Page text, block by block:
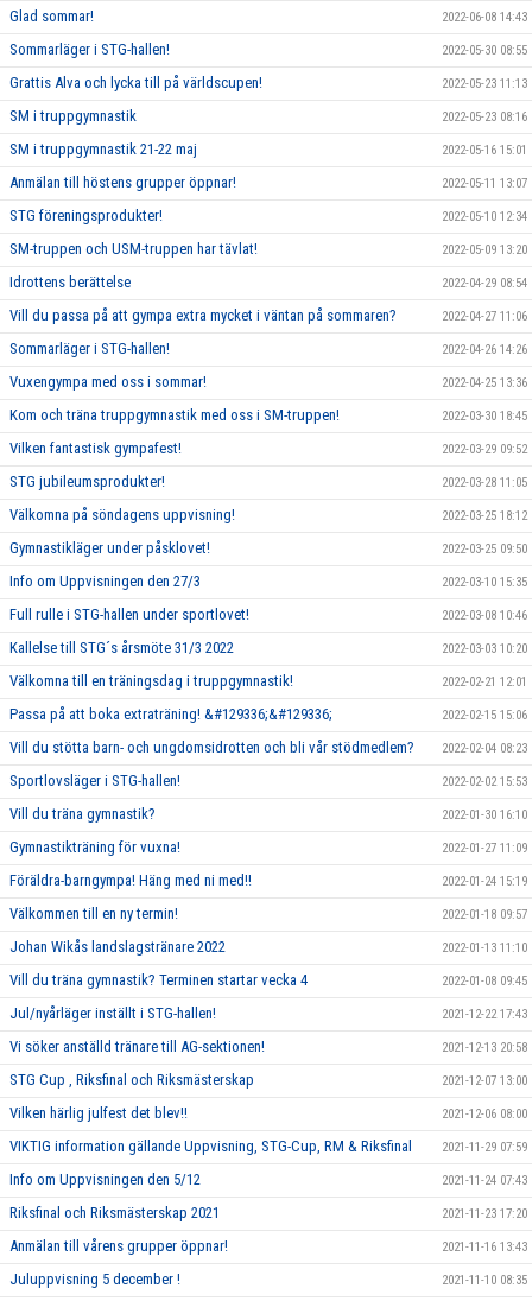
Glad sommar! 2022-06-08 14:43
Sommarläger i STG-hallen! 2022-05-30 08:55
Grattis Alva och lycka till på världscupen! 2022-05-23 11:13
SM i truppgymnastik 2022-05-23 08:16
SM i truppgymnastik 21-22 maj 2022-05-16 15:01
Anmälan till höstens grupper öppnar! 2022-05-11 13:07
STG föreningsprodukter! 2022-05-10 12:34
SM-truppen och USM-truppen har tävlat! 2022-05-09 13:20
Idrottens berättelse 2022-04-29 08:54
Vill du passa på att gympa extra mycket i väntan på sommaren? 2022-04-27 11:06
Sommarläger i STG-hallen! 2022-04-26 14:26
Vuxengympa med oss i sommar! 2022-04-25 13:36
Kom och träna truppgymnastik med oss i SM-truppen! 2022-03-30 18:45
Vilken fantastisk gympafest! 2022-03-29 09:52
STG jubileumsprodukter! 2022-03-28 11:05
Välkomna på söndagens uppvisning! 2022-03-25 18:12
Gymnastikläger under påsklovet! 2022-03-25 09:50
Info om Uppvisningen den 27/3 2022-03-10 15:35
Full rulle i STG-hallen under sportlovet! 2022-03-08 10:46
Kallelse till STG´s årsmöte 31/3 2022 2022-03-03 10:20
Välkomna till en träningsdag i truppgymnastik! 2022-02-21 12:01
Passa på att boka extraträning! &#129336;&#129336; 2022-02-15 15:06
Vill du stötta barn- och ungdomsidrotten och bli vår stödmedlem? 2022-02-04 08:23
Sportlovsläger i STG-hallen! 2022-02-02 15:53
Vill du träna gymnastik? 2022-01-30 16:10
Gymnastikträning för vuxna! 2022-01-27 11:09
Föräldra-barngympa! Häng med ni med!! 2022-01-24 15:19
Välkommen till en ny termin! 2022-01-18 09:57
Johan Wikås landslagstränare 2022 2022-01-13 11:10
Vill du träna gymnastik? Terminen startar vecka 4 2022-01-08 09:45
Jul/nyårläger inställt i STG-hallen! 2021-12-22 17:43
Vi söker anställd tränare till AG-sektionen! 2021-12-13 20:58
STG Cup , Riksfinal och Riksmästerskap 2021-12-07 13:00
Vilken härlig julfest det blev!! 2021-12-06 08:00
VIKTIG information gällande Uppvisning, STG-Cup, RM & Riksfinal 2021-11-29 07:59
Info om Uppvisningen den 5/12 2021-11-24 07:43
Riksfinal och Riksmästerskap 2021 2021-11-23 17:20
Anmälan till vårens grupper öppnar! 2021-11-16 13:43
Juluppvisning 5 december ! 2021-11-10 08:35